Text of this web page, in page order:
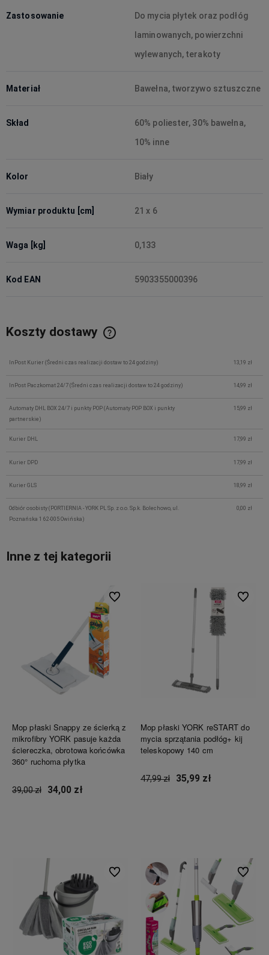
Zastosowanie
Do mycia płytek oraz podłóg
laminowanych, powierzchni
wylewanych, terakoty
Materiał Bawełna, tworzywo sztuszczne
Skład
60% poliester, 30% bawełna,
10% inne
Kolor Biały
Wymiar produktu [cm] 21 x 6
Waga [kg] 0,133
Kod EAN 5903355000396
Koszty dostawy
InPost Kurier (Średni czas realizacji dostaw to 24 godziny) 13,19 zł
InPost Paczkomat 24/7(Średni czas realizacji dostaw to 24 godziny) 14,99 zł
Automaty DHL BOX 24/7 i punkty POP(Automaty POP BOX i punkty
partnerskie)
15,99 zł
Kurier DHL 17,99 zł
Kurier DPD 17,99 zł
Kurier GLS 18,99 zł
Odbiór osobisty(PORTIERNIA - YORK PL Sp. z o.o. Sp.k. Bolechowo, ul.
Poznańska 1 62-005 Owińska)
0,00 zł
Inne z tej kategorii
Mop płaski Snappy ze ścierką z
mikrofibry YORK pasuje każda
ściereczka, obrotowa końcówka
360° ruchoma płytka
39,00 zł 34,00 zł
Do ulubionych
Mop płaski YORK reSTART do
mycia sprzątania podłóg+ kij
teleskopowy 140 cm
47,99 zł 35,99 zł
Do
Do ulubionych Do